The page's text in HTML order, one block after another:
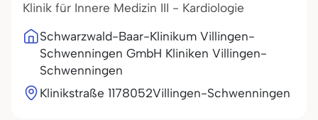
Klinik für Innere Medizin III - Kardiologie
Schwarzwald-Baar-Klinikum Villingen-
Schwenningen GmbH Kliniken Villingen-
Schwenningen
Klinikstraße 1178052Villingen-Schwenningen